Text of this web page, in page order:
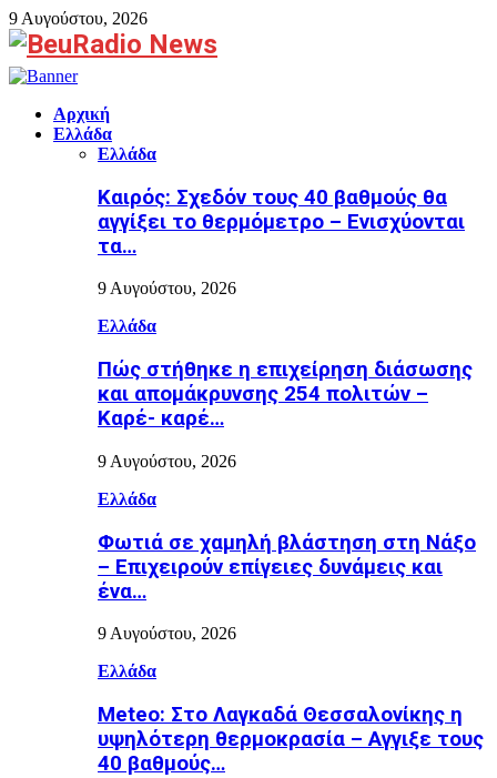
9 Αυγούστου, 2026
Facebook
Αρχική
Ελλάδα
Ελλάδα
Καιρός: Σχεδόν τους 40 βαθμούς θα
αγγίξει το θερμόμετρο – Ενισχύονται
τα…
9 Αυγούστου, 2026
Ελλάδα
Πώς στήθηκε η επιχείρηση διάσωσης
και απομάκρυνσης 254 πολιτών –
Καρέ- καρέ…
9 Αυγούστου, 2026
Ελλάδα
Φωτιά σε χαμηλή βλάστηση στη Νάξο
– Επιχειρούν επίγειες δυνάμεις και
ένα…
9 Αυγούστου, 2026
Ελλάδα
Meteo: Στο Λαγκαδά Θεσσαλονίκης η
υψηλότερη θερμοκρασία – Αγγιξε τους
40 βαθμούς…